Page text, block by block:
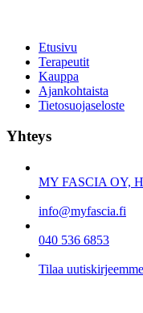
Etusivu
Terapeutit
Kauppa
Ajankohtaista
Tietosuojaseloste
Yhteys
MY FASCIA OY,
info@myfascia.fi
040 536 6853
Tilaa